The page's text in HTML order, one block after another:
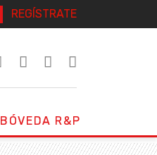
REGÍSTRATE
BÓVEDA R&P